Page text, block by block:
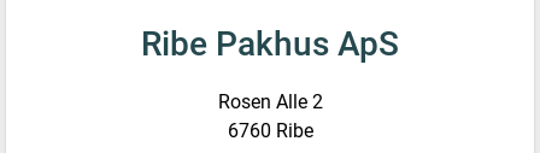
Ribe Pakhus ApS
Rosen Alle 2
6760 Ribe